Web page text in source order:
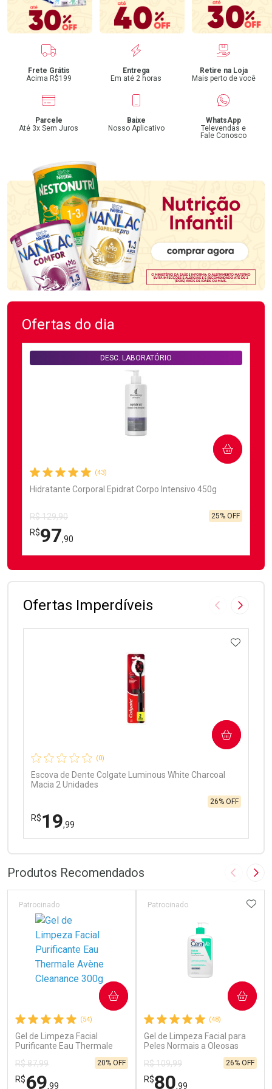
Benefícios
Frete Grátis
Acima R$199
Entrega
Em até 2 horas
Retire na Loja
Mais perto de você
Parcele
Até 3x Sem Juros
Baixe
Nosso Aplicativo
WhatsApp
Televendas e
Fale Conosco
Ofertas do dia
(43)
Hidratante Corporal Epidrat Corpo Intensivo 450g
DESC. LABORATÓRIO
R$ 129,90
R$97,90
25% OFF
COMPRAR
FECHAR
FECHAR
Ofertas Imperdíveis Imagem
(0)
Escova de Dente Colgate Luminous White Charcoal
Macia 2 Unidades
R$19,99
26% OFF
COMPRAR
Laboratório
Ativar Desconto
Comprar sem Desconto
Por Menos
Comprar sem Desconto
Produtos Recomendados Imagem
(54)
Gel de Limpeza Facial
Purificante Eau Thermale
Avène Cleanance 300g
Patrocinado
R$ 87,99
R$69,99
20% OFF
COMPRAR
(48)
Gel de Limpeza Facial para
Peles Normais a Oleosas
Patrocinado
R$ 109,99
R$80,99
26% OFF
COMPRAR